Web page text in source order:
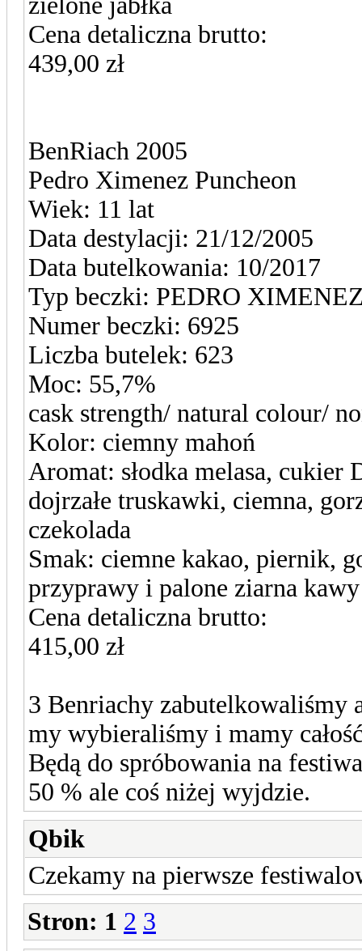
Cena detaliczna brutto:
439,00 zł
BenRiach 2005
Pedro Ximenez Puncheon
Wiek: 11 lat
Data destylacji: 21/12/2005
Data butelkowania: 10/2017
Typ beczki: PEDRO
Numer beczki: 6925
Liczba butelek: 623
Moc: 55,7%
cask strength/ natural colour/
Kolor: ciemny mahoń
Aromat: słodka melasa, cukier
dojrzałe truskawki, ciemna,
czekolada
Smak: ciemne kakao, piernik,
przyprawy i palone ziarna kawy
Cena detaliczna brutto:
415,00 zł
3 Benriachy zabutelkowaliśmy
my wybieraliśmy i mamy
Będą do spróbowania na
50 % ale coś niżej wyjdzie.
Qbik
Czekamy na pierwsze
Stron: 1 2 3